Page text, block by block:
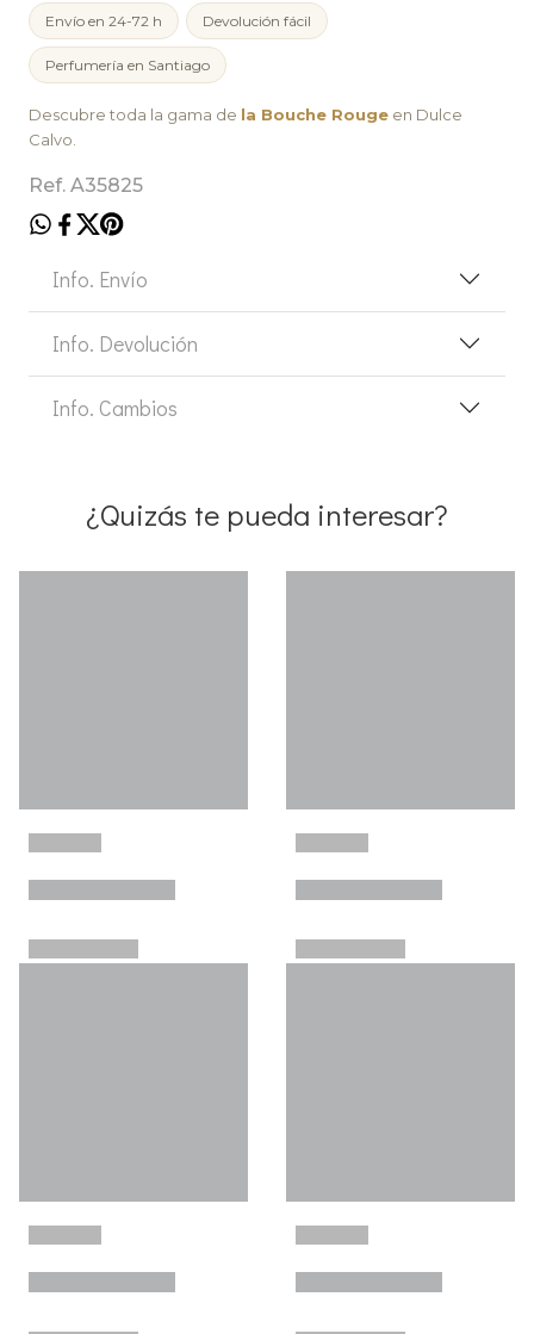
Envío en 24-72 h Devolución fácil
Perfumería en Santiago
Descubre toda la gama de la Bouche Rouge en Dulce
Calvo.
Ref. A35825
Info. Envío
Info. Devolución
Info. Cambios
¿Quizás te pueda interesar?